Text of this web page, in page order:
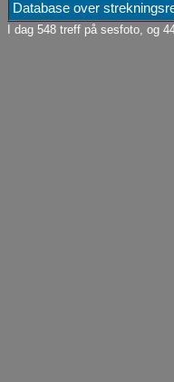
Database over
I dag 548 treff på sesfoto, og